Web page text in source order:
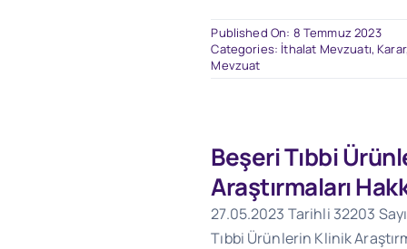
Published On: 8 Temmuz 2023
Categories: İthalat Mevzuatı,
Mevzuat
Beşeri Tıbbi
Araştırmaları
27.05.2023 Tarihli 32203
Tıbbi Ürünlerin Klinik